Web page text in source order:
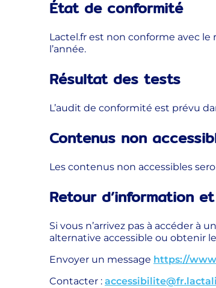
État de conformité
Lactel.fr est non conforme avec le
l’année.
Résultat des tests
L’audit de conformité est prévu
Contenus non
Les contenus non accessibles
Retour d’information
Si vous n’arrivez pas à accéder
alternative accessible ou obtenir
Envoyer un message https://
Contacter :